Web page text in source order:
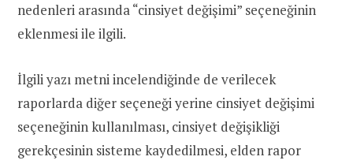
nedenleri arasında “cinsiyet değişimi” seçeneğinin
eklenmesi ile ilgili.
İlgili yazı metni incelendiğinde de verilecek
raporlarda diğer seçeneği yerine cinsiyet değişimi
seçeneğinin kullanılması, cinsiyet değişikliği
gerekçesinin sisteme kaydedilmesi, elden rapor